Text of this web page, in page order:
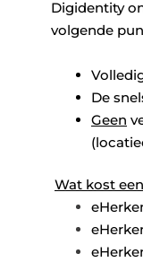
Digidentity
volgende
De
Geen
Wat kost